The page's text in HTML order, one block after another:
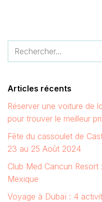
Articles récents
Réserver une voiture de
pour trouver le meilleur
Fête du cassoulet de
23 au 25 Août 2024
Club Med Cancun
Mexique
Voyage à Dubaï : 4